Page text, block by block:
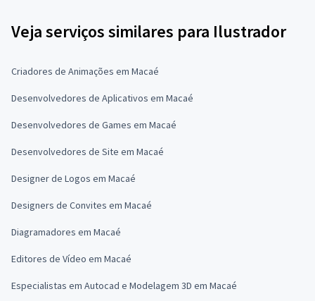
Veja serviços similares para Ilustrador
Criadores de Animações em Macaé
Desenvolvedores de Aplicativos em Macaé
Desenvolvedores de Games em Macaé
Desenvolvedores de Site em Macaé
Designer de Logos em Macaé
Designers de Convites em Macaé
Diagramadores em Macaé
Editores de Vídeo em Macaé
Especialistas em Autocad e Modelagem 3D em Macaé